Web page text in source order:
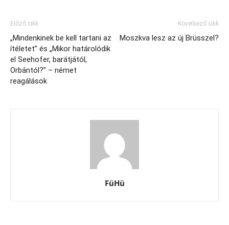
Előző cikk
„Mindenkinek be kell tartani az
ítéletet” és „Mikor határolódik
el Seehofer, barátjától,
Orbántól?” – német
reagálások
Következő cikk
Moszkva lesz az új Brüsszel?
FüHü